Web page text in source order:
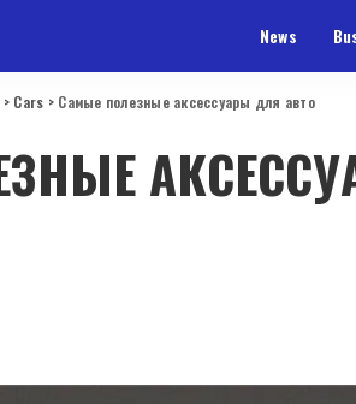
News
> Cars > Самые полезные аксессуары для авто